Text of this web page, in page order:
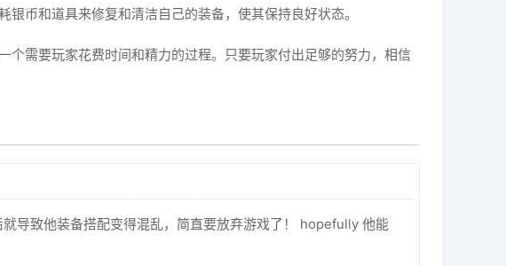
币和道具来修复和清洁自己的装备，使其保持良好状态。
需要玩家花费时间和精力的过程。只要玩家付出足够的努力，相信
导致他装备搭配变得混乱，简直要放弃游戏了！ hopefully 他能